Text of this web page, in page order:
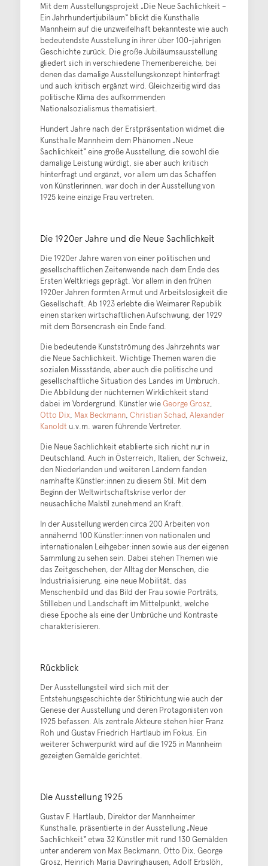
Mit dem Ausstellungsprojekt „Die Neue Sachlichkeit –
Ein Jahrhundertjubiläum“ blickt die Kunsthalle
Mannheim auf die unzweifelhaft bekannteste wie auch
bedeutendste Ausstellung in ihrer über 100-jährigen
Geschichte zurück. Die große Jubiläumsausstellung
gliedert sich in verschiedene Themenbereiche, bei
denen das damalige Ausstellungskonzept hinterfragt
und auch kritisch ergänzt wird. Gleichzeitig wird das
politische Klima des aufkommenden
Nationalsozialismus thematisiert.
Hundert Jahre nach der Erstpräsentation widmet die
Kunsthalle Mannheim dem Phänomen „Neue
Sachlichkeit“ eine große Ausstellung, die sowohl die
damalige Leistung würdigt, sie aber auch kritisch
hinterfragt und ergänzt, vor allem um das Schaffen
von Künstlerinnen, war doch in der Ausstellung von
1925 keine einzige Frau vertreten.
Die 1920er Jahre und die Neue Sachlichkeit
Die 1920er Jahre waren von einer politischen und
gesellschaftlichen Zeitenwende nach dem Ende des
Ersten Weltkriegs geprägt. Vor allem in den frühen
1920er Jahren formten Armut und Arbeitslosigkeit die
Gesellschaft. Ab 1923 erlebte die Weimarer Republik
einen starken wirtschaftlichen Aufschwung, der 1929
mit dem Börsencrash ein Ende fand.
Die bedeutende Kunstströmung des Jahrzehnts war
die Neue Sachlichkeit. Wichtige Themen waren die
sozialen Missstände, aber auch die politische und
gesellschaftliche Situation des Landes im Umbruch.
Die Abbildung der nüchternen Wirklichkeit stand
dabei im Vordergrund. Künstler wieGeorge Grosz,
Otto Dix, Max Beckmann, Christian Schad, Alexander
Kanoldtu.v.m. waren führende Vertreter.
Die Neue Sachlichkeit etablierte sich nicht nur in
Deutschland. Auch in Österreich, Italien, der Schweiz,
den Niederlanden und weiteren Ländern fanden
namhafte Künstler:innen zu diesem Stil. Mit dem
Beginn der Weltwirtschaftskrise verlor der
neusachliche Malstil zunehmend an Kraft.
In der Ausstellung werden circa 200 Arbeiten von
annähernd 100 Künstler:innen von nationalen und
internationalen Leihgeber:innen sowie aus der eigenen
Sammlung zu sehen sein. Dabei stehen Themen wie
das Zeitgeschehen, der Alltag der Menschen, die
Industrialisierung, eine neue Mobilität, das
Menschenbild und das Bild der Frau sowie Porträts,
Stillleben und Landschaft im Mittelpunkt, welche
diese Epoche als eine der Umbrüche und Kontraste
charakterisieren.
Rückblick
Der Ausstellungsteil wird sich mit der
Entstehungsgeschichte der Stilrichtung wie auch der
Genese der Ausstellung und deren Protagonisten von
1925 befassen. Als zentrale Akteure stehen hier Franz
Roh und Gustav Friedrich Hartlaub im Fokus. Ein
weiterer Schwerpunkt wird auf die 1925 in Mannheim
gezeigten Gemälde gerichtet.
Die Ausstellung 1925
Gustav F. Hartlaub, Direktor der Mannheimer
Kunsthalle, präsentierte in der Ausstellung „Neue
Sachlichkeit“ etwa 32 Künstler mit rund 130 Gemälden
unter anderem von Max Beckmann, Otto Dix, George
Grosz, Heinrich Maria Davringhausen, Adolf Erbslöh,